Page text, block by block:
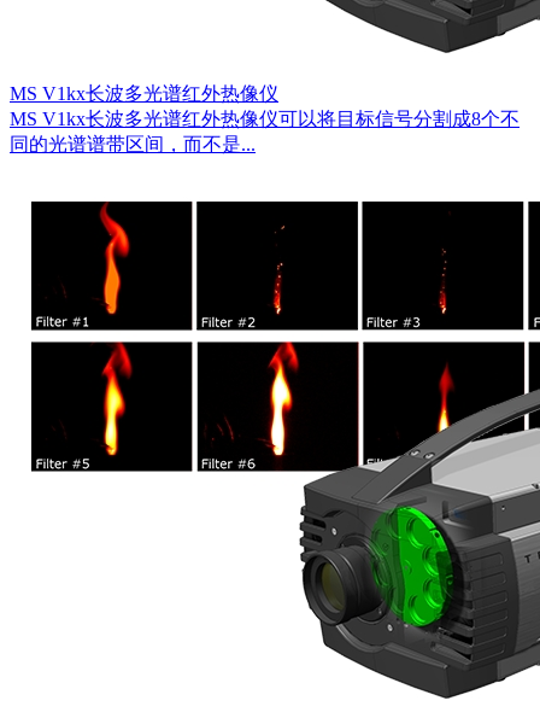
MS V1kx长波多光谱红外热像仪
MS V1kx长波多光谱红外热像仪可以将目标信号分割成8个不
同的光谱谱带区间，而不是...